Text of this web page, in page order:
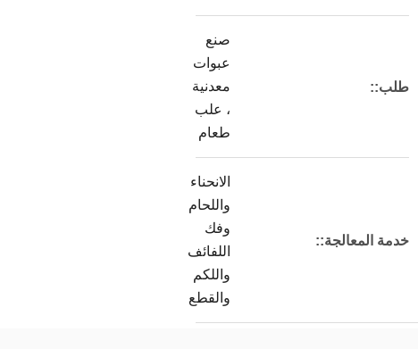
طلب::
صنع
عبوات
معدنية
، علب
طعام
خدمة المعالجة::
الانحناء
واللحام
وفك
اللفائف
واللكم
والقطع